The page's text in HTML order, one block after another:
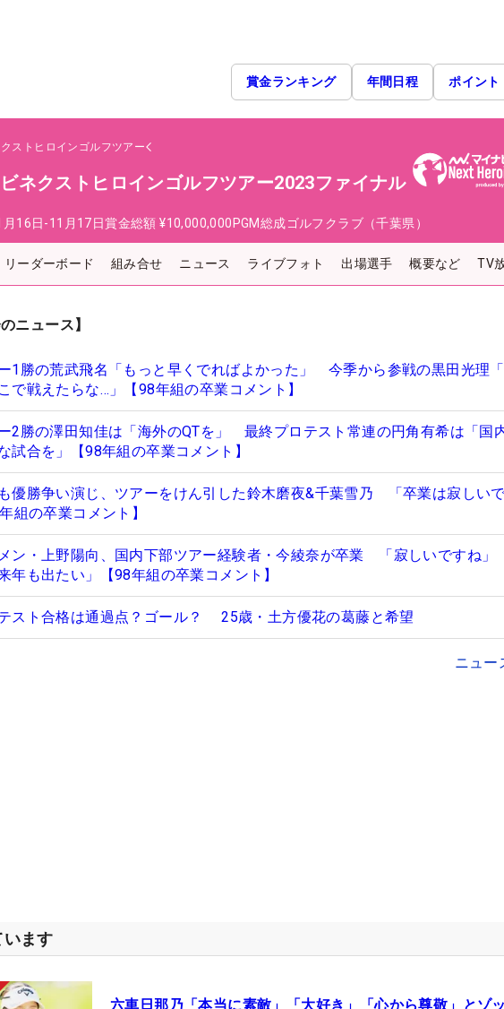
賞金ランキング 年間日程 ポイント
ストヒロインゴルフツアー
ネクストヒロインゴルフツアー2023ファイナル
16日-11月17日賞金総額 ¥10,000,000 PGM総成ゴルフクラブ（千葉県）
リーダーボード 組み合せ ニュース ライブフォト 出場選手 概要など TV
ニュース】
1勝の荒武飛名「もっと早くでればよかった」 今季から参戦の黒田光理
で戦えたらな…」【98年組の卒業コメント】
2勝の澤田知佳は「海外のQTを」 最終プロテスト常連の円角有希は「国
試合を」【98年組の卒業コメント】
優勝争い演じ、ツアーをけん引した鈴木磨夜&千葉雪乃 「卒業は寂しい
年組の卒業コメント】
ン・上野陽向、国内下部ツアー経験者・今綾奈が卒業 「寂しいですね」
年も出たい」【98年組の卒業コメント】
スト合格は通過点？ゴール？ 25歳・土方優花の葛藤と希望
ニュー
ます
六車日那乃「本当に素敵」「大好き」「心から尊敬」とゾ